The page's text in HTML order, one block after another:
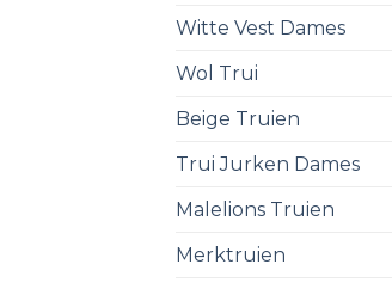
Witte Vest Dames
Wol Trui
Beige Truien
Trui Jurken Dames
Malelions Truien
Merktruien